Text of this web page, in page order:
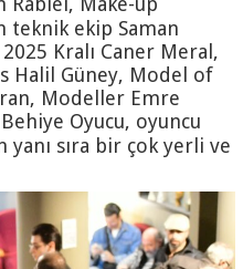
teknik ekip Saman
Kralı Caner Meral,
Halil Güney, Model of
Modeller Emre
Oyucu, oyuncu
sıra bir çok yerli ve